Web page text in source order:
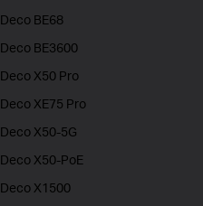
Deco BE68
Deco BE3600
Deco X50 Pro
Deco XE75 Pro
Deco X50-5G
Deco X50-PoE
Deco X1500